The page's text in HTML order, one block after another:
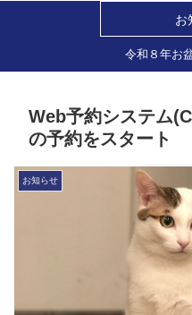
お
令和８年お
Web予約システム
の予約をスタート
お知らせ